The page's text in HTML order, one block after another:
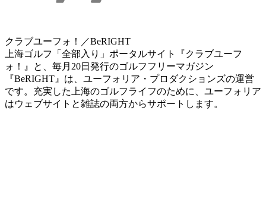
クラブユーフォ！／BeRIGHT
上海ゴルフ「全部入り」ポータルサイト『クラブユーフ
ォ！』と、毎月20日発行のゴルフフリーマガジン
『BeRIGHT』は、ユーフォリア・プロダクションズの運営
です。充実した上海のゴルフライフのために、ユーフォリア
はウェブサイトと雑誌の両方からサポートします。